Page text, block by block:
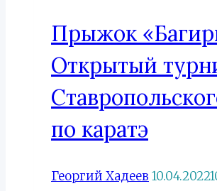
Прыжок
Открытый
по каратэ
Георгий Хадеев 10.04.2022